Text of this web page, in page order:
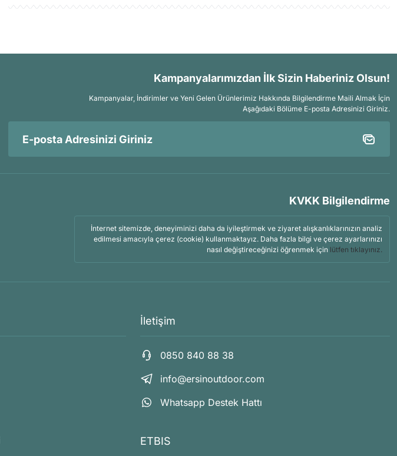
Kampanyalarımızdan İlk Sizin Haberiniz Olsun!
Kampanyalar, İndirimler ve Yeni Gelen Ürünlerimiz Hakkında Bilgilendirme Maili Almak İçin
Aşağıdaki Bölüme E-posta Adresinizi Giriniz.
KVKK Bilgilendirme
İnternet sitemizde, deneyiminizi daha da iyileştirmek ve ziyaret alışkanlıklarınızın analiz
edilmesi amacıyla çerez (cookie) kullanmaktayız. Daha fazla bilgi ve çerez ayarlarınızı
nasıl değiştireceğinizi öğrenmek için lütfen tıklayınız.
İletişim
0850 840 88 38
info@ersinoutdoor.com
Whatsapp Destek Hattı
ETBIS